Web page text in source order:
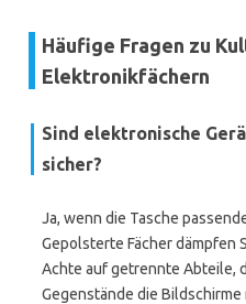
Häufige Fragen zu
Elektronikfächern
Sind elektronische
sicher?
Ja, wenn die Tasche
Gepolsterte Fächer dämpfen
Achte auf getrennte Abteile,
Gegenstände die